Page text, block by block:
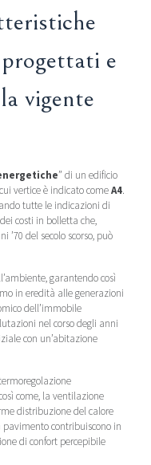
e
vigente
” di un edificio
vertice è indicato comeA4.
tutte le indicazioni di
costi in bolletta che,
del secolo scorso, può
garantendo così
in eredità alle generazioni
dell’immobile
nel corso degli anni
con un’abitazione
come, la ventilazione
distribuzione del calore
contribuiscono in
di confort percepibile